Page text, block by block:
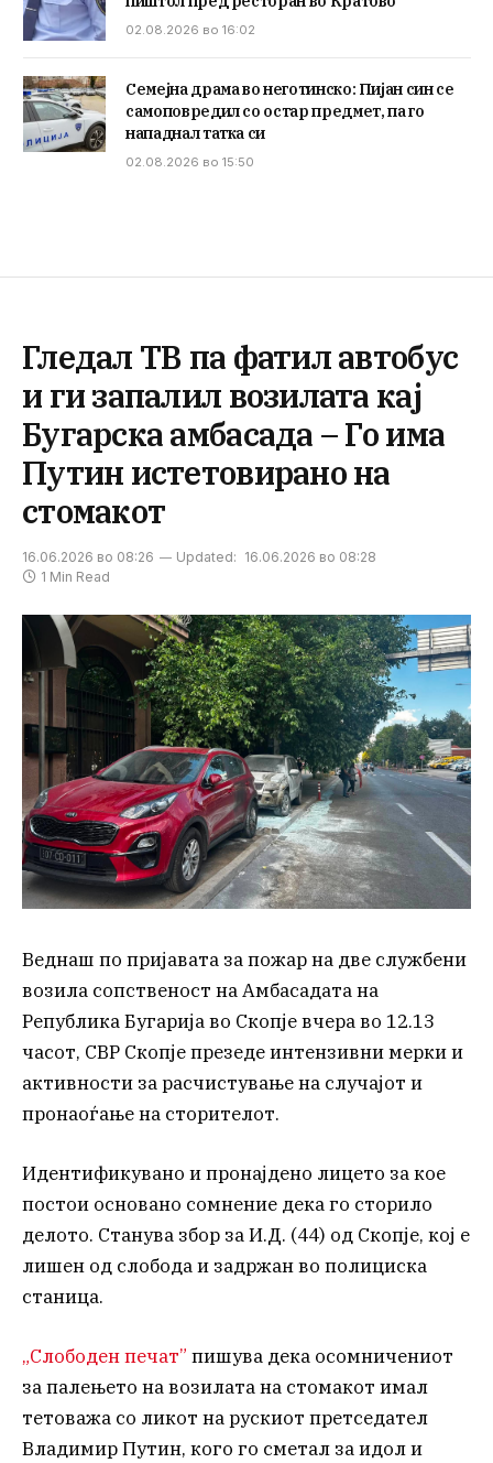
02.08.2026 во 16:02
Семејна драма во неготинско: Пијан син се
самоповредил со остар предмет, па го
нападнал татка си
02.08.2026 во 15:50
Гледал ТВ па фатил автобус
и ги запалил возилата кај
Бугарска амбасада – Го има
Путин истетовирано на
стомакот
16.06.2026 во 08:26 Updated: 16.06.2026 во 08:28
1 Min Read
Веднаш по пријавата за пожар на две службени
возила сопственост на Амбасадата на
Република Бугарија во Скопје вчера во 12.13
часот, СВР Скопје презеде интензивни мерки и
активности за расчистување на случајот и
пронаоѓање на сторителот.
Идентификувано и пронајдено лицето за кое
постои основано сомнение дека го сторило
делото. Станува збор за И.Д. (44) од Скопје, кој е
лишен од слобода и задржан во полициска
станица.
„Слободен печат” пишува дека осомничениот
за палењето на возилата на стомакот имал
тетоважа со ликот на рускиот претседател
Владимир Путин, кого го сметал за идол и